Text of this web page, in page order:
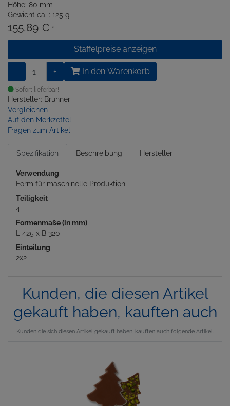
Höhe: 80 mm
Gewicht ca. : 125 g
155,89 € *
Staffelpreise anzeigen
− + In den Warenkorb
Sofort lieferbar!
Hersteller: Brunner
Vergleichen
Auf den Merkzettel
Fragen zum Artikel
Spezifikation Beschreibung Hersteller
Verwendung
Form für maschinelle Produktion
Teiligkeit
4
Formenmaße (in mm)
L 425 x B 320
Einteilung
2x2
Kunden, die diesen Artikel
gekauft haben, kauften auch
Kunden die sich diesen Artikel gekauft haben, kauften auch folgende Artikel.